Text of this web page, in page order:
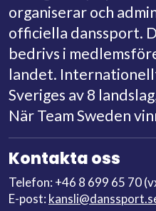
organiserar och
officiella danssport.
bedrivs i
landet.
Sveriges av 8
När Team Sweden
Kontakta oss
Telefon: +46 8 699 65 70
E-post: